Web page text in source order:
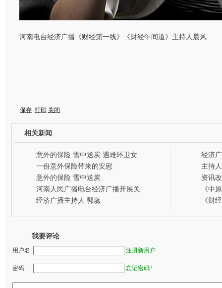
河南电台经济广播《财经第一线》《财经午间道》主持人晨风
保存 打印 关闭
相关新闻
意外的保险 雪中送炭 遇难环卫女
工首获10万元赔付
一份意外保险带来的安慰
意外的保险 雪中送炭
河南人民广播电台经济广播开展关
爱环卫工活动
经济广播主持人 郭蕊
经济
主持
资讯
——河
《中
奖
《财
我要评论
用户名 注册新用户
密码 忘记密码?